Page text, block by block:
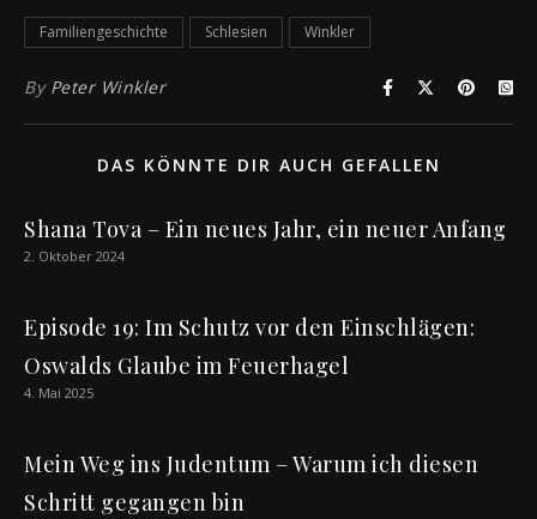
Familiengeschichte Schlesien Winkler
By Peter Winkler
DAS KÖNNTE DIR AUCH GEFALLEN
Shana Tova – Ein neues Jahr, ein neuer Anfang
2. Oktober 2024
Episode 19: Im Schutz vor den Einschlägen:
Oswalds Glaube im Feuerhagel
4. Mai 2025
Mein Weg ins Judentum – Warum ich diesen
Schritt gegangen bin